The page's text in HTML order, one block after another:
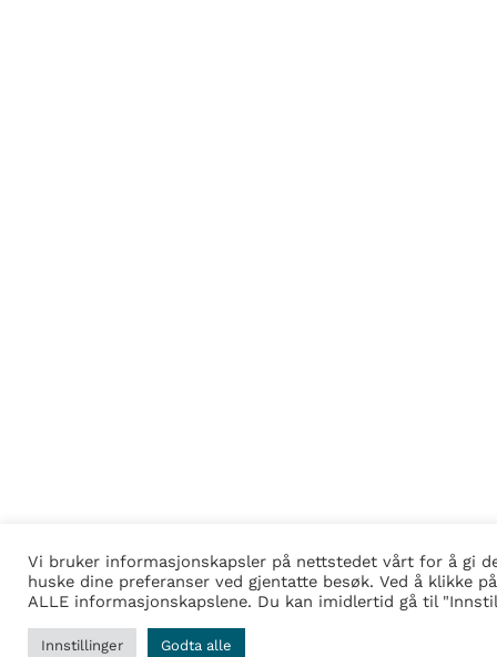
Vi bruker informasjonskapsler på nettstedet vårt for å gi
huske dine preferanser ved gjentatte besøk. Ved å klikke
ALLE informasjonskapslene. Du kan imidlertid gå til
Innstillinger Godta alle